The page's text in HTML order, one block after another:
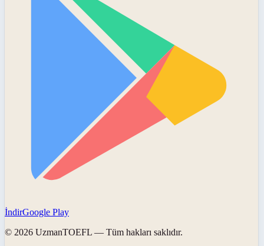
İndirGoogle Play
© 2026 UzmanTOEFL — Tüm hakları saklıdır.